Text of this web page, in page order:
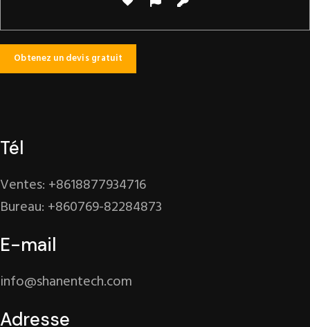
Tél
Ventes: +8618877934716
Bureau: +860769-82284873
E-mail
info@shanentech.com
Adresse